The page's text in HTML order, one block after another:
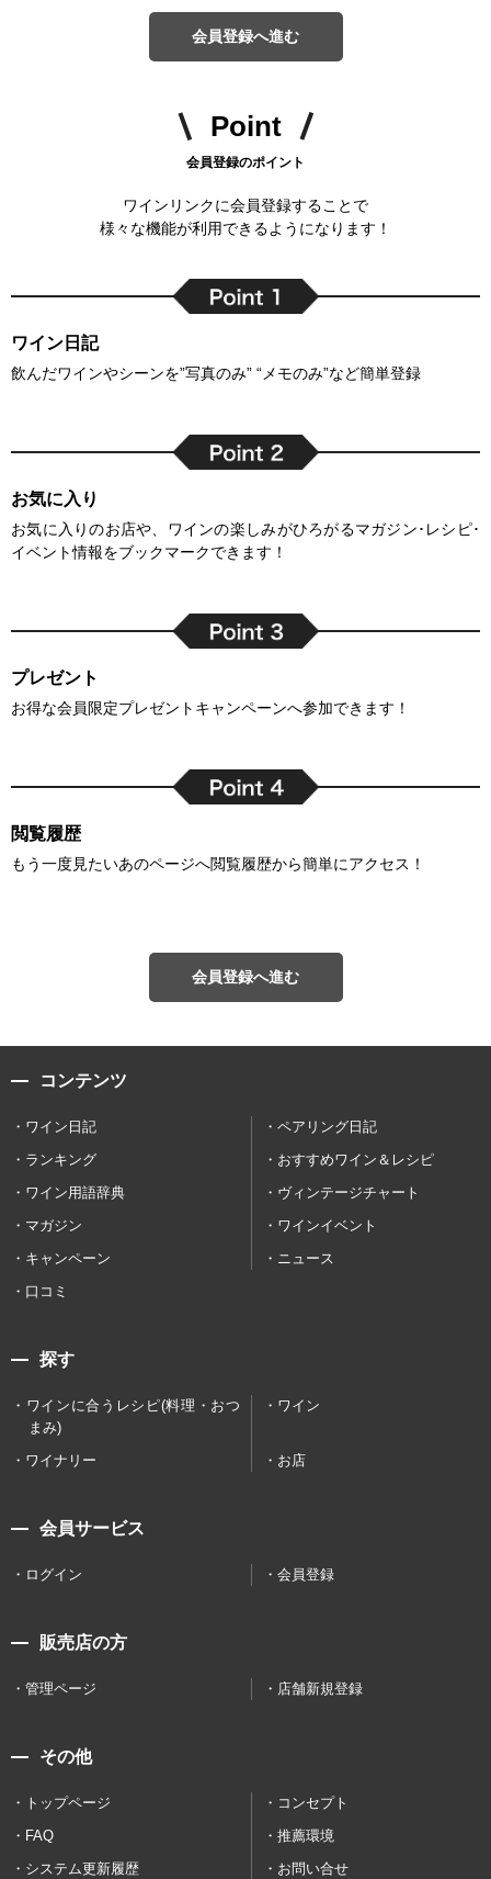
会員登録へ進む
Point
会員登録のポイント
ワインリンクに会員登録することで
様々な機能が利用できるようになります！
ワイン日記
飲んだワインやシーンを”写真のみ” “メモのみ”など簡単登録
お気に入り
お気に入りのお店や、ワインの楽しみがひろがるマガジン･レシピ･
イベント情報をブックマークできます！
プレゼント
お得な会員限定プレゼントキャンペーンへ参加できます！
閲覧履歴
もう一度見たいあのページへ閲覧履歴から簡単にアクセス！
会員登録へ進む
コンテンツ
ワイン日記
ペアリング日記
ランキング
おすすめワイン＆レシピ
ワイン用語辞典
ヴィンテージチャート
マガジン
ワインイベント
キャンペーン
ニュース
口コミ
探す
ワインに合うレシピ(料理・おつ
まみ)
ワイン
ワイナリー お店
会員サービス
ログイン 会員登録
販売店の方
管理ページ 店舗新規登録
その他
トップページ
コンセプト
FAQ
推薦環境
システム更新履歴
お問い合せ